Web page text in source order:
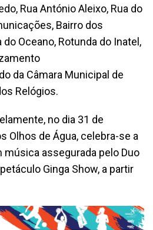
Rua António Aleixo, Rua do
Bairro dos
Oceano, Rotunda do Inatel,
da Câmara Municipal de
Relógios.
no dia 31 de
Olhos de Água, celebra-se a
música assegurada pelo Duo
Ginga Show, a partir